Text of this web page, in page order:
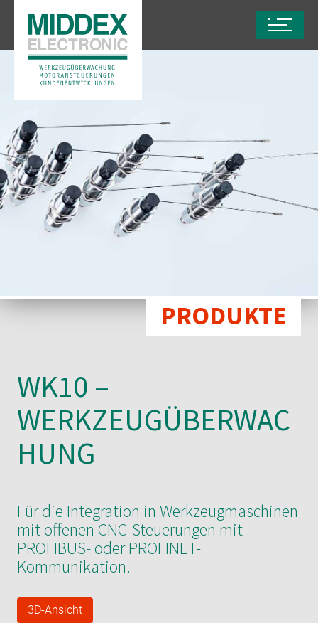
PRODUKTE
WK10 –
WERKZEUGÜBERWAC
HUNG
Für die Integration in Werkzeugmaschinen
mit offenen CNC-Steuerungen mit
PROFIBUS- oder PROFINET-
Kommunikation.
3D-Ansicht